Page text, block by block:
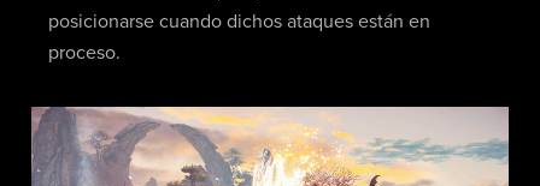
posicionarse cuando dichos ataques están en
proceso.